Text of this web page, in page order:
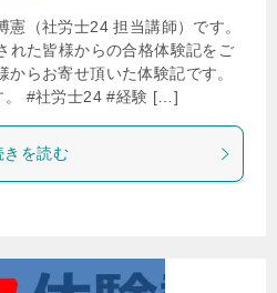
（社労士24 担当講師）です。
れた皆様からの合格体験記をご
らお寄せ頂いた体験記です。
。 #社労士24 #経験 […]
きを読む